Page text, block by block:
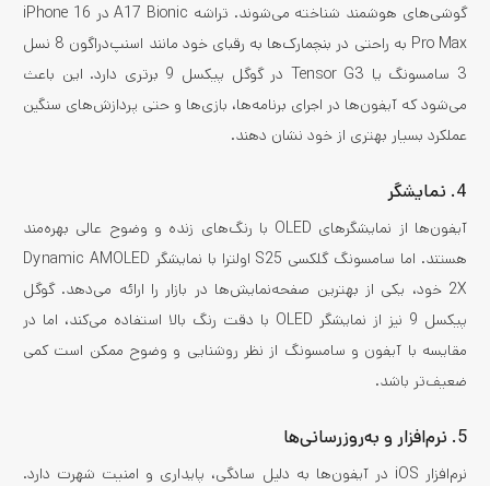
گوشی‌های هوشمند شناخته می‌شوند. تراشه A17 Bionic در iPhone 16
Pro Max به راحتی در بنچمارک‌ها به رقبای خود مانند اسنپ‌دراگون 8 نسل
3 سامسونگ یا Tensor G3 در گوگل پیکسل 9 برتری دارد. این باعث
می‌شود که آیفون‌ها در اجرای برنامه‌ها، بازی‌ها و حتی پردازش‌های سنگین
عملکرد بسیار بهتری از خود نشان دهند.
4. نمایشگر
آیفون‌ها از نمایشگرهای OLED با رنگ‌های زنده و وضوح عالی بهره‌مند
هستند. اما سامسونگ گلکسی S25 اولترا با نمایشگر Dynamic AMOLED
2X خود، یکی از بهترین صفحه‌نمایش‌ها در بازار را ارائه می‌دهد. گوگل
پیکسل 9 نیز از نمایشگر OLED با دقت رنگ بالا استفاده می‌کند، اما در
مقایسه با آیفون و سامسونگ از نظر روشنایی و وضوح ممکن است کمی
ضعیف‌تر باشد.
5. نرم‌افزار و به‌روزرسانی‌ها
نرم‌افزار iOS در آیفون‌ها به دلیل سادگی، پایداری و امنیت شهرت دارد.